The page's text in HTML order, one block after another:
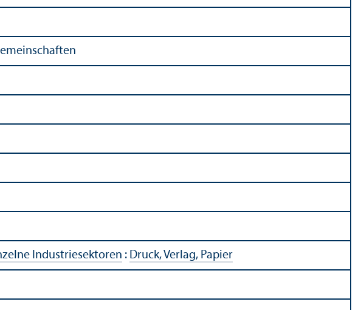
Industriesektoren : Druck, Verlag, Papier